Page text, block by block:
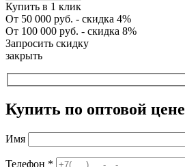
Купить в 1 клик
От 50 000 руб. - скидка 4%
От 100 000 руб. - скидка 8%
Запросить скидку
закрыть
Купить по оптовой цене
Имя
Телефон *